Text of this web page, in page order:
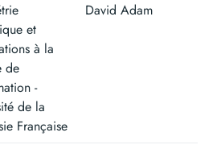
et
à la
de
-
de la
Française
David Adam